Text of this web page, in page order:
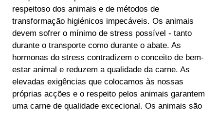
respeitoso dos animais e de métodos de
transformação higiénicos impecáveis. Os animais
devem sofrer o mínimo de stress possível - tanto
durante o transporte como durante o abate. As
hormonas do stress contradizem o conceito de bem-
estar animal e reduzem a qualidade da carne. As
elevadas exigências que colocamos às nossas
próprias acções e o respeito pelos animais garantem
uma carne de qualidade excecional. Os animais são